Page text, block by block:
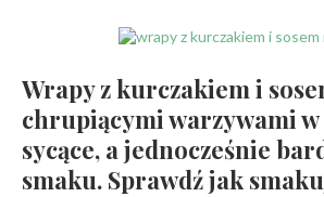
Wrapy z kurczakiem i
chrupiącymi warzywami
sycące, a jednocześnie
smaku. Sprawdź jak